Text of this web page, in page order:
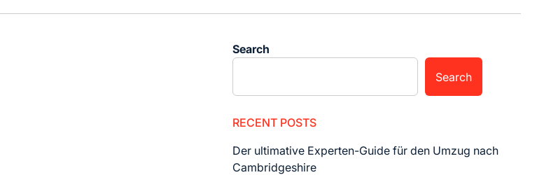
Search
Search
RECENT POSTS
Der ultimative Experten-Guide für den Umzug nach
Cambridgeshire